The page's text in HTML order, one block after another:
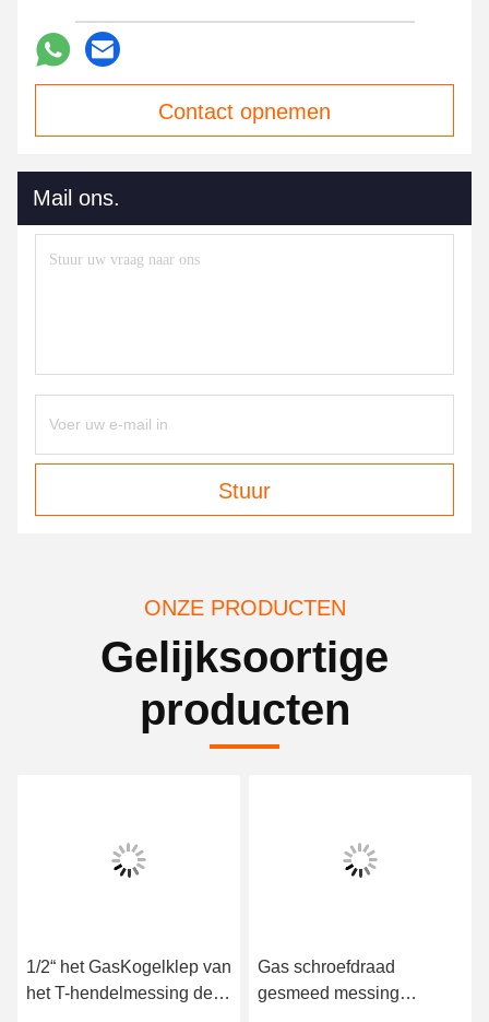
Contact opnemen
Mail ons.
Stuur
ONZE PRODUCTEN
Gelijksoortige
producten
1/2“ het GasKogelklep van
het T-hendelmessing de
Gas schroefdraad
gesmeed messing